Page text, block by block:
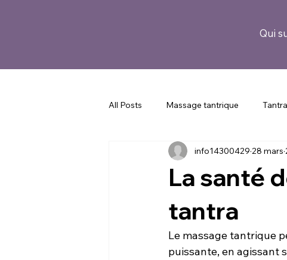
Qui
All Posts Massage tantrique
Corps et bien-être Guide pour
La santé
tantra
info14300429 28 mars
Le massage tantrique
puissante, en agissant